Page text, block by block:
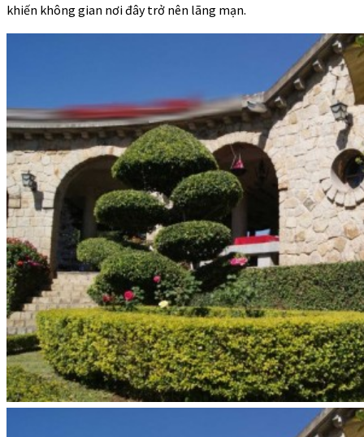
khiến không gian nơi đây trở nên lãng mạn.